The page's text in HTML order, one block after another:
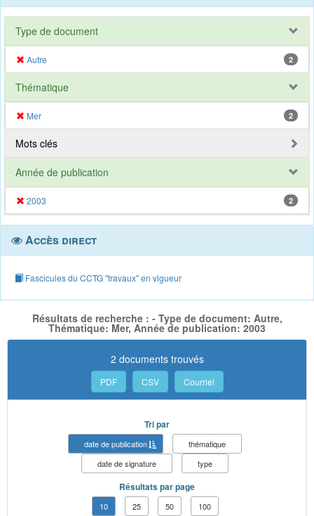
Type de document
Autre 2
Thématique
Mer 2
Mots clés
Année de publication
2003 2
Accès direct
Fascicules du CCTG "travaux" en vigueur
Résultats de recherche : - Type de document: Autre,
Thématique: Mer, Année de publication: 2003
2 documents trouvés
PDF CSV Courriel
Tri par
date de publication
thématique
date de signature
type
Résultats par page
10 25 50 100